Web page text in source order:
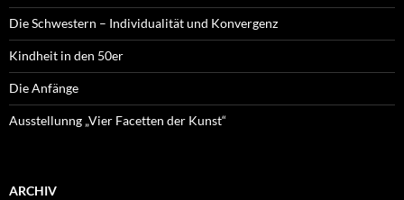
Die Schwestern – Individualität und Konvergenz
Kindheit in den 50er
Die Anfänge
Ausstellunng „Vier Facetten der Kunst“
ARCHIV